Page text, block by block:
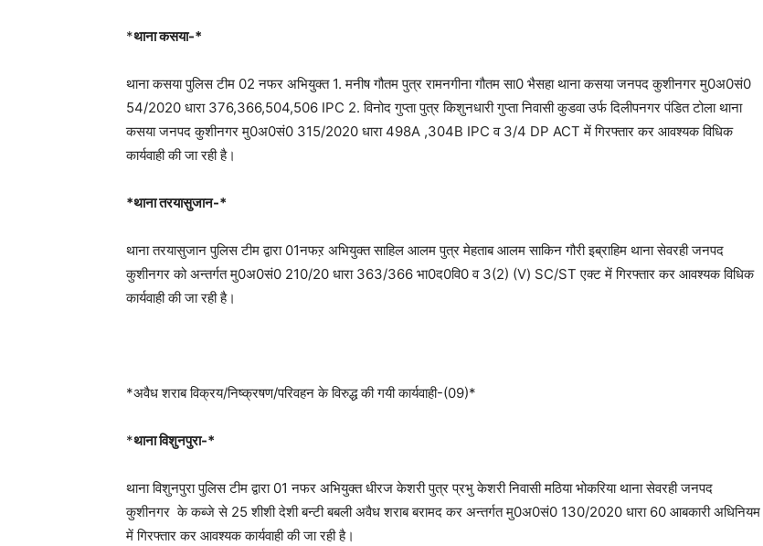
*थाना कसया-*
थाना कसया पुलिस टीम 02 नफर अभियुक्त 1. मनीष गौतम पुत्र रामनगीना गौतम सा0 भैसहा थाना कसया जनपद कुशीनगर मु0अ0सं0
54/2020 धारा 376,366,504,506 IPC 2. विनोद गुप्ता पुत्र किशुनधारी गुप्ता निवासी कुडवा उर्फ दिलीपनगर पंडित टोला थाना
कसया जनपद कुशीनगर मु0अ0सं0 315/2020 धारा 498A ,304B IPC व 3/4 DP ACT में गिरफ्तार कर आवश्यक विधिक
कार्यवाही की जा रही है।
*थाना तरयासुजान-*
थाना तरयासुजान पुलिस टीम द्वारा 01नफऱ अभियुक्त साहिल आलम पुत्र मेहताब आलम साकिन गौरी इब्राहिम थाना सेवरही जनपद
कुशीनगर को अन्तर्गत मु0अ0सं0 210/20 धारा 363/366 भा0द0वि0 व 3(2) (V) SC/ST एक्ट में गिरफ्तार कर आवश्यक विधिक
कार्यवाही की जा रही है।
*अवैध शराब विक्रय/निष्क्रषण/परिवहन के विरुद्ध की गयी कार्यवाही-(09)*
*थाना विशुनपुरा-*
थाना विशुनपुरा पुलिस टीम द्वारा 01 नफर अभियुक्त धीरज केशरी पुत्र प्रभु केशरी निवासी मठिया भोकरिया थाना सेवरही जनपद
कुशीनगर के कब्जे से 25 शीशी देशी बन्टी बबली अवैध शराब बरामद कर अन्तर्गत मु0अ0सं0 130/2020 धारा 60 आबकारी अधिनियम
में गिरफ्तार कर आवश्यक कार्यवाही की जा रही है।